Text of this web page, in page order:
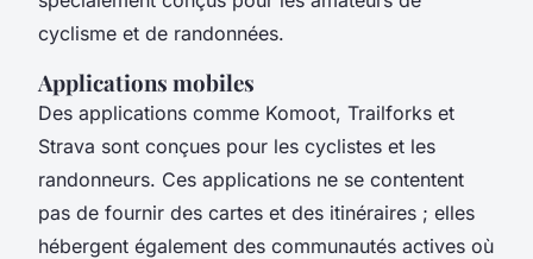
cyclisme et de randonnées.
Applications mobiles
Des applications comme Komoot, Trailforks et
Strava sont conçues pour les cyclistes et les
randonneurs. Ces applications ne se contentent
pas de fournir des cartes et des itinéraires ; elles
hébergent également des communautés actives où